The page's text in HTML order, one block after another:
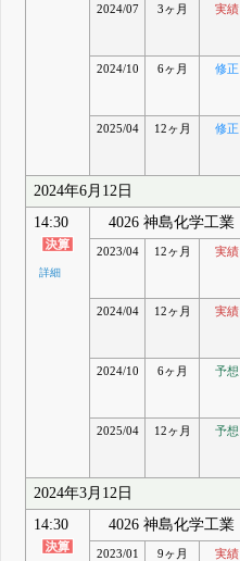
2024/07 3ヶ月 実績
2024/10 6ヶ月 修正
2025/04 12ヶ月 修正
2024年6月12日
14:30
詳細
4026 神島化学工業
2023/04 12ヶ月 実績
2024/04 12ヶ月 実績
2024/10 6ヶ月 予想
2025/04 12ヶ月 予想
2024年3月12日
14:30
4026 神島化学工業
2023/01 9ヶ月 実績